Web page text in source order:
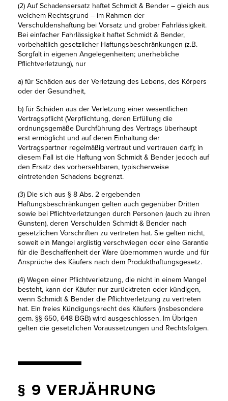
(2) Auf Schadensersatz haftet Schmidt & Bender – gleich aus
welchem Rechtsgrund – im Rahmen der
Verschuldenshaftung bei Vorsatz und grober Fahrlässigkeit.
Bei einfacher Fahrlässigkeit haftet Schmidt & Bender,
vorbehaltlich gesetzlicher Haftungsbeschränkungen (z.B.
Sorgfalt in eigenen Angelegenheiten; unerhebliche
Pflichtverletzung), nur
a) für Schäden aus der Verletzung des Lebens, des Körpers
oder der Gesundheit,
b) für Schäden aus der Verletzung einer wesentlichen
Vertragspflicht (Verpflichtung, deren Erfüllung die
ordnungsgemäße Durchführung des Vertrags überhaupt
erst ermöglicht und auf deren Einhaltung der
Vertragspartner regelmäßig vertraut und vertrauen darf); in
diesem Fall ist die Haftung von Schmidt & Bender jedoch auf
den Ersatz des vorhersehbaren, typischerweise
eintretenden Schadens begrenzt.
(3) Die sich aus § 8 Abs. 2 ergebenden
Haftungsbeschränkungen gelten auch gegenüber Dritten
sowie bei Pflichtverletzungen durch Personen (auch zu ihren
Gunsten), deren Verschulden Schmidt & Bender nach
gesetzlichen Vorschriften zu vertreten hat. Sie gelten nicht,
soweit ein Mangel arglistig verschwiegen oder eine Garantie
für die Beschaffenheit der Ware übernommen wurde und für
Ansprüche des Käufers nach dem Produkthaftungsgesetz.
(4) Wegen einer Pflichtverletzung, die nicht in einem Mangel
besteht, kann der Käufer nur zurücktreten oder kündigen,
wenn Schmidt & Bender die Pflichtverletzung zu vertreten
hat. Ein freies Kündigungsrecht des Käufers (insbesondere
gem. §§ 650, 648 BGB) wird ausgeschlossen. Im Übrigen
gelten die gesetzlichen Voraussetzungen und Rechtsfolgen.
§ 9 VERJÄHRUNG